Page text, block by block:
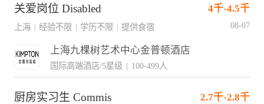
关爱岗位 Disabled 4千-4.5千
上海 经验不限 学历不限 提供食宿 08-07
上海九棵树艺术中心金普顿酒店
国际高端酒店/5星级 | 100-499人
厨房实习生 Commis 2.7千-2.8千